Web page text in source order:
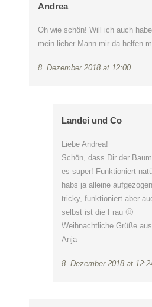
Andrea
Oh wie schön! Will ich auch
mein lieber Mann mir da helfen
8. Dezember 2018 at 12:00
Landei und Co
Liebe Andrea!
Schön, dass Dir der
es super! Funktioniert
habs ja alleine
tricky, funktioniert aber
selbst ist die Frau 🙂
Weihnachtliche Grüße
Anja
8. Dezember 2018 at